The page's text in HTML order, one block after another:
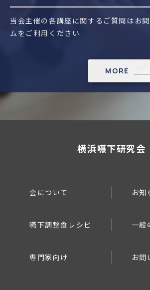
当会主催の各講座に関するご質問はお
ムをご利用ください
MORE
横浜嚥下研究会
会について お知
嚥下調整食レシピ 一般
専門家向け お問